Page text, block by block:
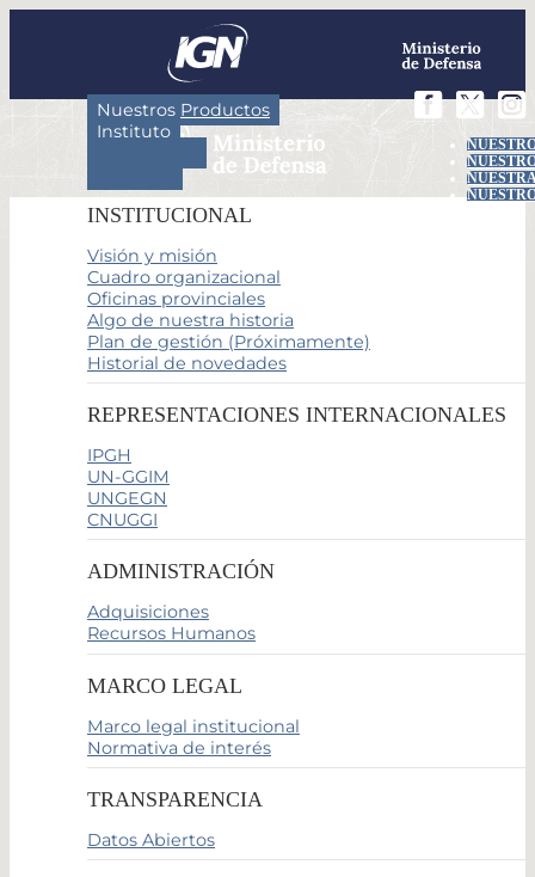
Nuestros Productos
Instituto
INSTITUCIONAL
Visión y misión
Cuadro organizacional
Oficinas provinciales
Algo de nuestra historia
Plan de gestión (Próximamente)
Historial de novedades
REPRESENTACIONES INTERNACIONALES
IPGH
UN-GGIM
UNGEGN
CNUGGI
ADMINISTRACIÓN
Adquisiciones
Recursos Humanos
MARCO LEGAL
Marco legal institucional
Normativa de interés
TRANSPARENCIA
Datos Abiertos